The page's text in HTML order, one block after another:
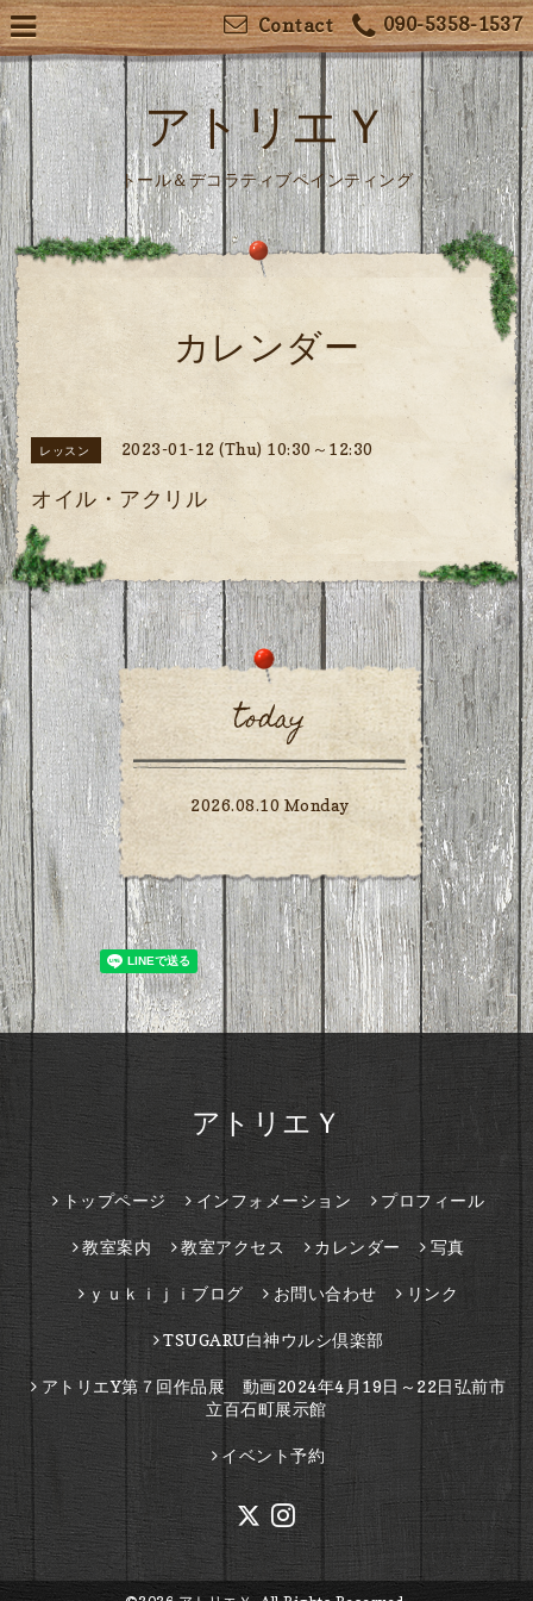
090-5358-1537
Contact
アトリエＹ
トール＆デコラティブペインティング
カレンダー
レッスン 2023-01-12 (Thu) 10:30～12:30
オイル・アクリル
today
2026.08.10 Monday
アトリエＹ
トップページ インフォメーション プロフィール
教室案内 教室アクセス カレンダー 写真
ｙｕｋｉｊｉブログ お問い合わせ リンク
TSUGARU白神ウルシ倶楽部
アトリエY第７回作品展 動画2024年4月19日～22日弘前市
立百石町展示館
イベント予約